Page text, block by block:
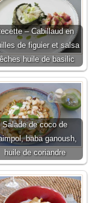
– Cabillaud en
de figuier et salsa
huile de basilic
Salade de coco de
baba ganoush,
huile de coriandre